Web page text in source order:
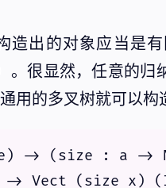
造出的对象应当是
。很显然，任意的
用的多叉树就可以构
-> (size : a ->